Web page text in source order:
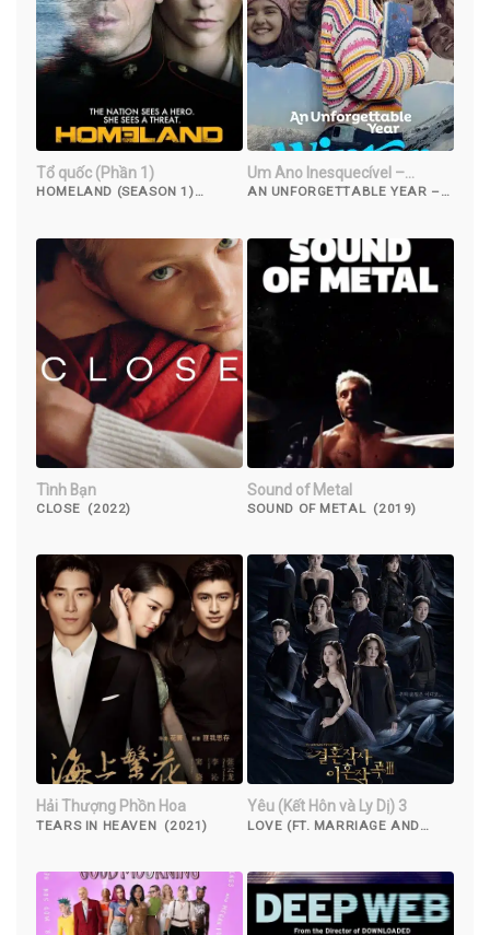
Tổ quốc (Phần 1)
HOMELAND (SEASON 1)
Um Ano Inesquecível –
Inverno
AN UNFORGETTABLE YEAR –
Tình Bạn
CLOSE (2022)
Sound of Metal
SOUND OF METAL (2019)
Hải Thượng Phồn Hoa
TEARS IN HEAVEN (2021)
Yêu (Kết Hôn và Ly Dị) 3
LOVE (FT. MARRIAGE AND